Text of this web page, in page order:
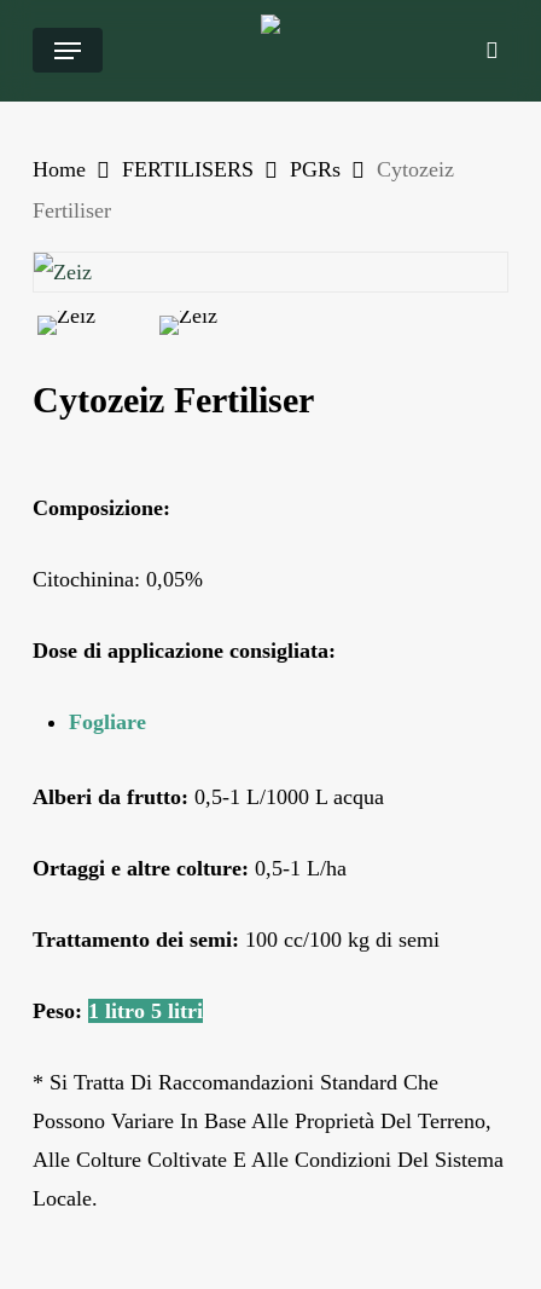
contenuto
Menu
Home FERTILISERS PGRs
Cytozeiz
Fertiliser
Cytozeiz Fertiliser
Composizione:
Citochinina: 0,05%
Dose di applicazione consigliata:
Fogliare
Alberi da frutto: 0,5-1 L/1000 L acqua
Ortaggi e altre colture: 0,5-1 L/ha
Trattamento dei semi: 100 cc/100 kg di semi
Peso: 1 litro 5 litri
* Si Tratta Di Raccomandazioni Standard Che
Possono Variare In Base Alle Proprietà Del Terreno,
Alle Colture Coltivate E Alle Condizioni Del Sistema
Locale.